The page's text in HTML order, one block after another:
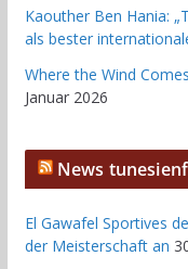
Kaouther Ben Hania:
als bester
Where the Wind
Januar 2026
News
El Gawafel Sportives
der Meisterschaft an